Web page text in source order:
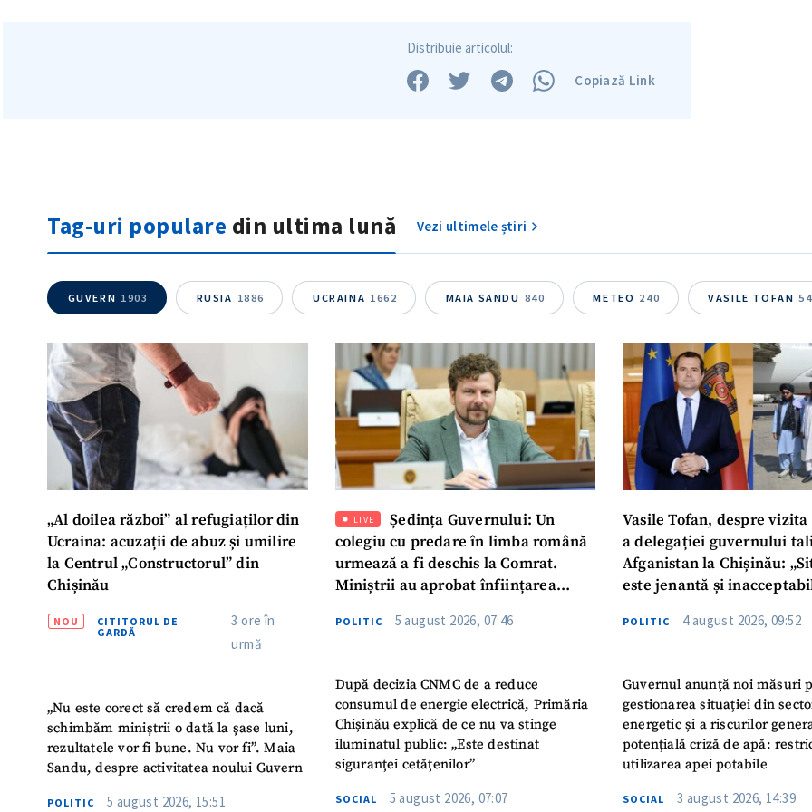
Distribuie articolul:
Copiază Link
Tag-uri populare din ultima lună Vezi ultimele știri
GUVERN 1903 RUSIA 1886 UCRAINA 1662 MAIA SANDU 840 METEO 240 VASILE TOFAN 54
„Al doilea război” al refugiaților din
Ucraina: acuzații de abuz și umilire
la Centrul „Constructorul” din
Chișinău
NOU
CITITORUL DE
GARDĂ
3 ore în
urmă
„Nu este corect să credem că dacă
schimbăm miniștrii o dată la șase luni,
rezultatele vor fi bune. Nu vor fi”. Maia
Sandu, despre activitatea noului Guvern
POLITIC 5 august 2026, 15:51
LIVE
Ședința Guvernului: Un
colegiu cu predare în limba română
urmează a fi deschis la Comrat.
Miniștrii au aprobat înființarea
Turc „Recep Tayyip Erdogan”
POLITIC 5 august 2026, 07:46
După decizia CNMC de a reduce
consumul de energie electrică, Primăria
Chișinău explică de ce nu va stinge
iluminatul public: „Este destinat
siguranței cetățenilor”
SOCIAL 5 august 2026, 07:07
Vasile Tofan, despre vizita
a delegației guvernului
Afganistan la Chișinău:
este jenantă și
POLITIC 4 august 2026, 09:52
Guvernul anunță noi măsuri
gestionarea situației din
energetic și a riscurilor
potențială criză de apă:
utilizarea apei potabile
SOCIAL 3 august 2026, 14:39